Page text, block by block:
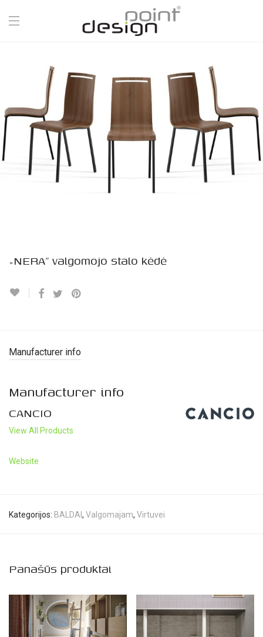
„NERA” valgomojo stalo kėdė
Manufacturer info
Manufacturer info
CANCIO
View All Products
Website
Kategorijos: BALDAI, Valgomajam, Virtuvei
Panašūs produktai